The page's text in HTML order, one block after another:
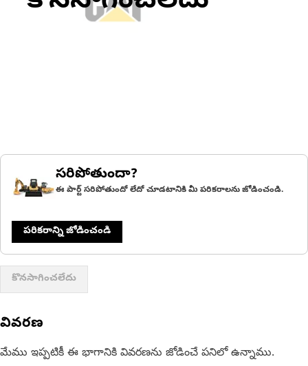
సరిపోతుందా?
ఈ పార్ట్ సరిపోతుందో లేదో చూడటానికి మీ పరికరాలను జోడించండి.
పరికరాన్ని జోడించండి
కొనసాగించలేదు
వివరణ
మేము ఇప్పటికీ ఈ భాగానికి వివరణను జోడించే పనిలో ఉన్నాము.